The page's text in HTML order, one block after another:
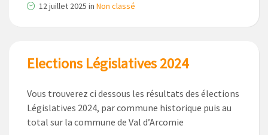
12 juillet 2025 in Non classé
Elections Législatives 2024
Vous trouverez ci dessous les résultats des élections
Législatives 2024, par commune historique puis au
total sur la commune de Val d’Arcomie